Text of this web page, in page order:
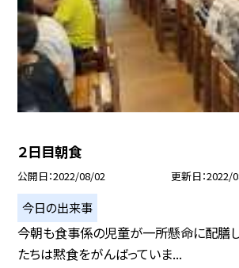
２日目朝食
公開日 2022/08/02 更新日 2022/
今日の出来事
今朝も食事係の児童が一所懸命に配膳
たちは黙食をがんばっていま...